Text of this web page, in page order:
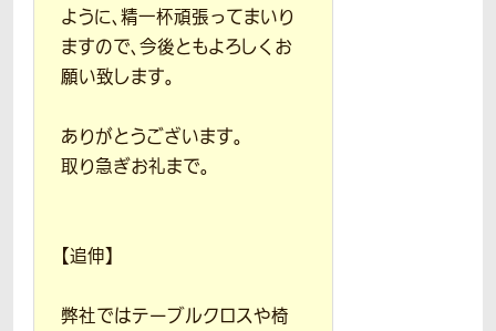
ように、精一杯頑張ってまいり
ますので、今後ともよろしくお
願い致します。
ありがとうございます。
取り急ぎお礼まで。
【追伸】
弊社ではテーブルクロスや椅